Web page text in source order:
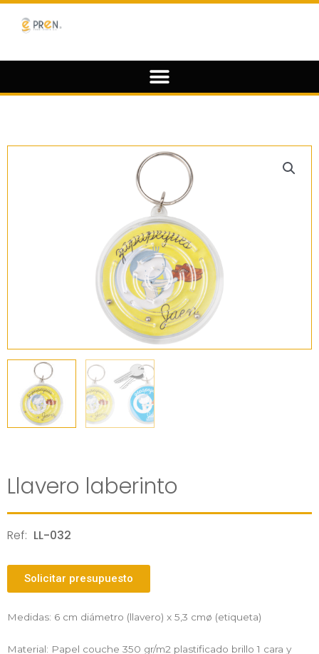
Llavero laberinto
Ref: LL-032
Solicitar presupuesto
Medidas: 6 cm diámetro (llavero) x 5,3 cmø (etiqueta)
Material: Papel couche 350 gr/m2 plastificado brillo 1 cara y